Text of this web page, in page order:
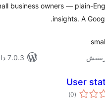
business owners — plain-
insights. A
7.0.3 دا سىنالغان
User
(0 ئومۇمىي
دەرىجە
)